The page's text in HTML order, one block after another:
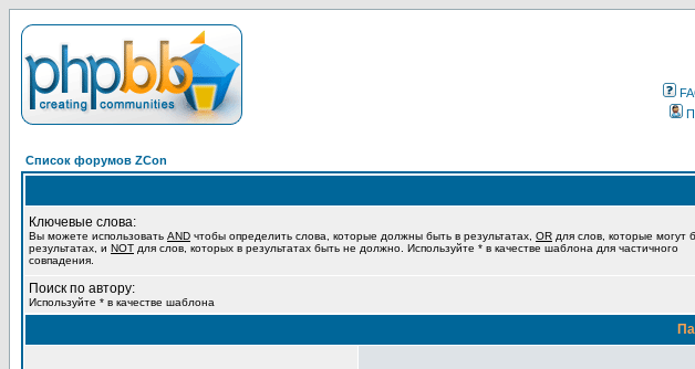
Список форумов ZCon
Ключевые слова:
Вы можете использовать AND чтобы определить слова, которые должны быть в результатах, OR для слов, которые могут
результатах, и NOT для слов, которых в результатах быть не должно. Используйте * в качестве шаблона для частичного
совпадения.
Поиск по автору:
Используйте * в качестве шаблона